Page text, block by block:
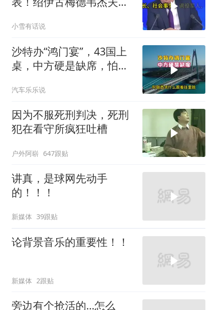
懂了吗
小雪有话说
沙特办“鸿门宴”，43国上
桌，中方硬是缺席，怕得
汽车乐乐说
因为不服死刑判决，死刑
犯在看守所疯狂吐槽
户外阿崭 647跟贴
讲真，是球网先动手
的！！！
新媒体 39跟贴
论背景音乐的重要性！！
新媒体 2跟贴
旁边有个抢活的…怎么